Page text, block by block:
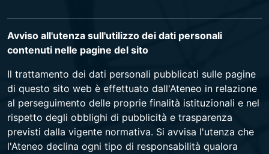
Avviso all'utenza sull'utilizzo dei dati personali
contenuti nelle pagine del sito
Il trattamento dei dati personali pubblicati sulle pagine
di questo sito web è effettuato dall'Ateneo in relazione
al perseguimento delle proprie finalità istituzionali e nel
rispetto degli obblighi di pubblicità e trasparenza
previsti dalla vigente normativa. Si avvisa l'utenza che
l'Ateneo declina ogni tipo di responsabilità qualora